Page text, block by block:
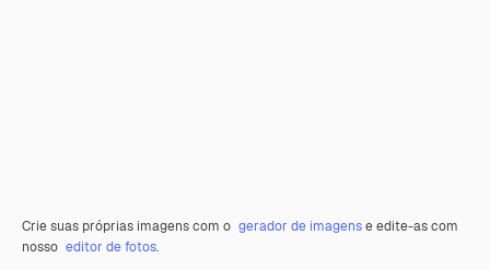
Crie suas próprias imagens com o gerador de imagense edite-as com
nosso editor de fotos.